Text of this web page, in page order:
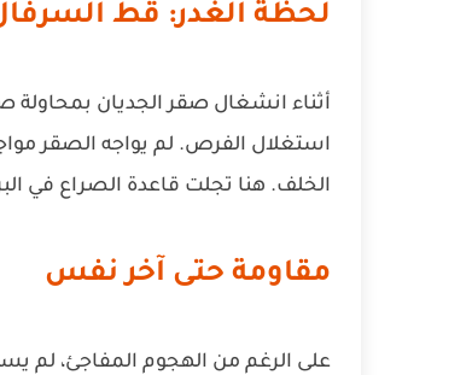
لحظة الغدر: قط
أثناء انشغال صقر الجديان بمحاولة
استغلال الفرص. لم يواجه الصقر
الخلف. هنا تجلت قاعدة الصراع في
مقاومة حتى آخر نفس
على الرغم من الهجوم المفاجئ، لم